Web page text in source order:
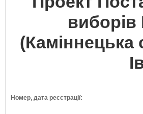
виборів
(Каміннецька
Номер, дата реєстрації: